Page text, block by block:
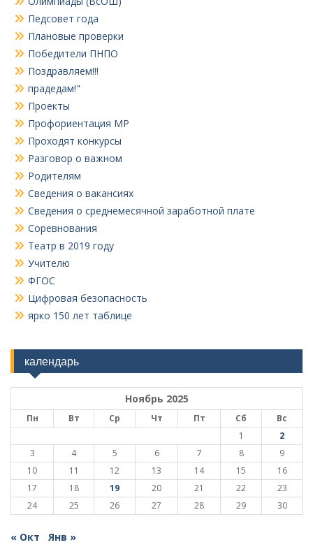
Педсовет года
Плановые проверки
Победители ПНПО
Поздравляем!!!
прадедам!"
Проекты
Профориентация МР
Проходят конкурсы
Разговор о важном
Родителям
Сведения о вакансиях
Сведения о среднемесячной заработной плате
Соревнования
Театр в 2019 году
Учителю
ФГОС
Цифровая безопасность
ярко 150 лет таблице
календарь
Ноябрь 2025
Пн Вт Ср Чт Пт Сб
Вс
1
2
3
4 5 6 7 8
9
10
11 12 13 14 15
16
17
18 19 20 21 22
23
24
25 26 27 28 29 30
« Окт Янв »